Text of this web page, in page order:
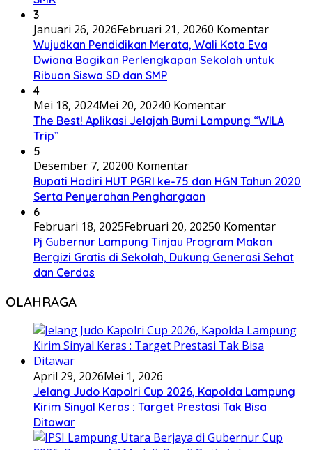
3
Januari 26, 2026Februari 21, 20260 Komentar
Wujudkan Pendidikan Merata, Wali Kota Eva
Dwiana Bagikan Perlengkapan Sekolah untuk
Ribuan Siswa SD dan SMP
4
Mei 18, 2024Mei 20, 20240 Komentar
The Best! Aplikasi Jelajah Bumi Lampung “WILA
Trip”
5
Desember 7, 20200 Komentar
Bupati Hadiri HUT PGRI ke-75 dan HGN Tahun 2020
Serta Penyerahan Penghargaan
6
Februari 18, 2025Februari 20, 20250 Komentar
Pj Gubernur Lampung Tinjau Program Makan
Bergizi Gratis di Sekolah, Dukung Generasi Sehat
dan Cerdas
OLAHRAGA
April 29, 2026Mei 1, 2026
Jelang Judo Kapolri Cup 2026, Kapolda Lampung
Kirim Sinyal Keras : Target Prestasi Tak Bisa
Ditawar